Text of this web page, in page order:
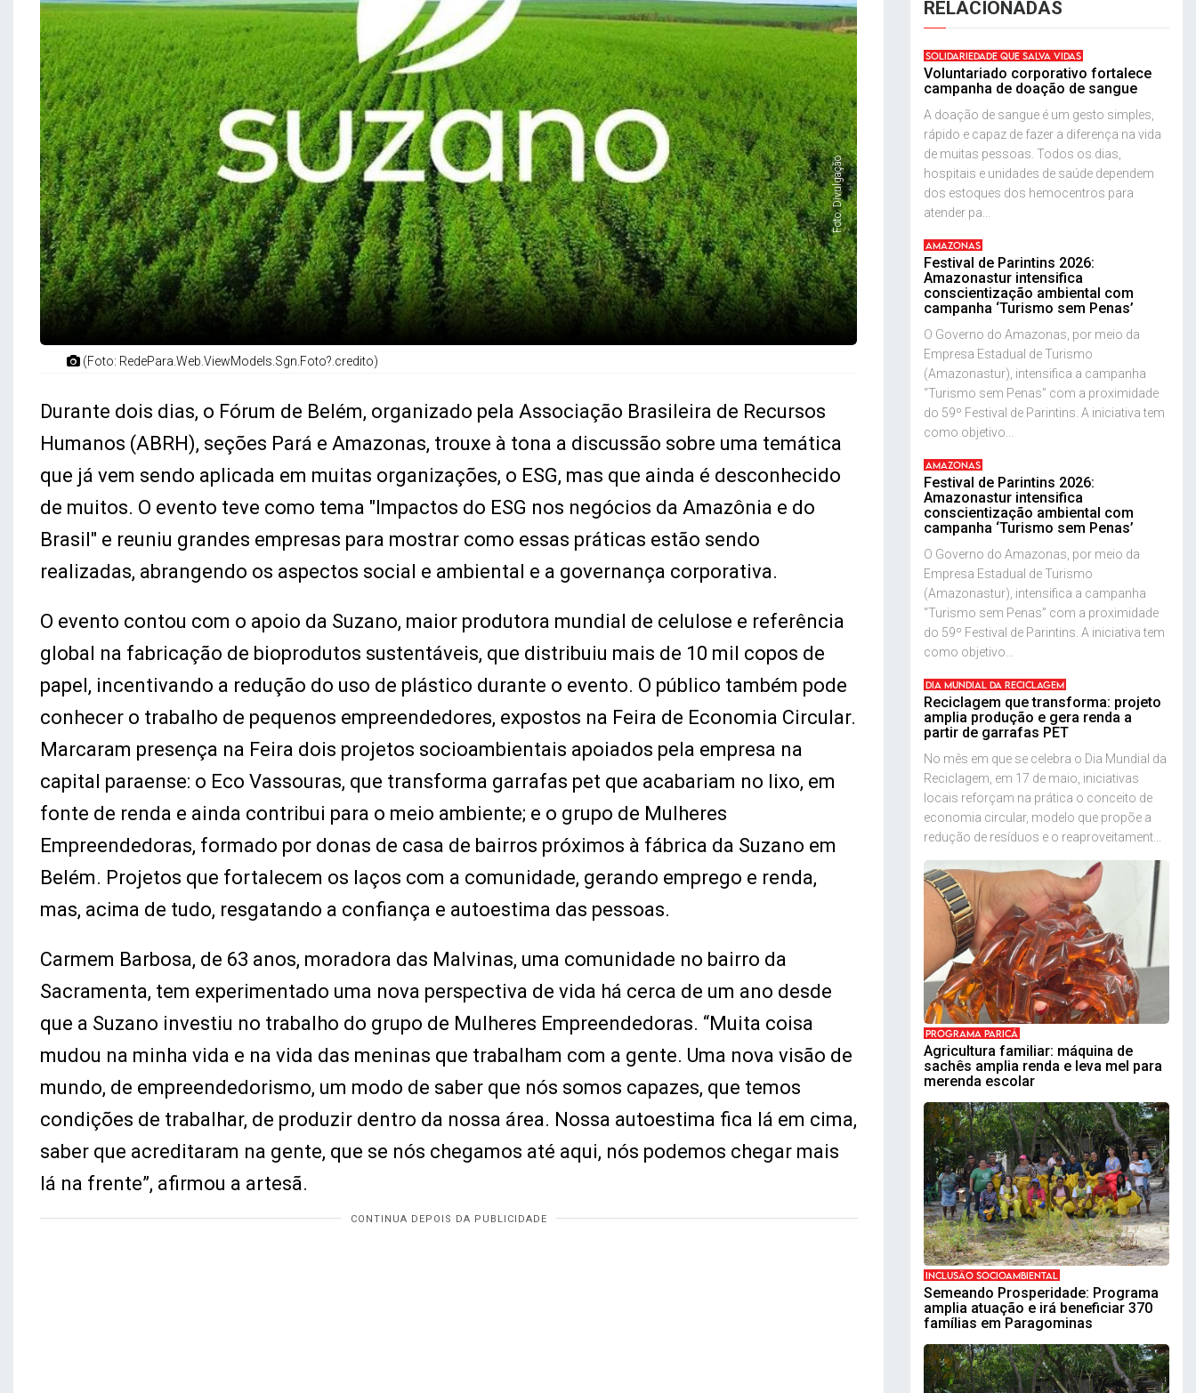
Foto: Divulgação
(Foto: RedePara.Web.ViewModels.Sgn.Foto?.credito)
Durante dois dias, o Fórum de Belém, organizado pela Associação Brasileira de Recursos
Humanos (ABRH), seções Pará e Amazonas, trouxe à tona a discussão sobre uma temática
que já vem sendo aplicada em muitas organizações, o ESG, mas que ainda é desconhecido
de muitos. O evento teve como tema "Impactos do ESG nos negócios da Amazônia e do
Brasil" e reuniu grandes empresas para mostrar como essas práticas estão sendo
realizadas, abrangendo os aspectos social e ambiental e a governança corporativa.
O evento contou com o apoio da Suzano, maior produtora mundial de celulose e referência
global na fabricação de bioprodutos sustentáveis, que distribuiu mais de 10 mil copos de
papel, incentivando a redução do uso de plástico durante o evento. O público também pode
conhecer o trabalho de pequenos empreendedores, expostos na Feira de Economia Circular.
Marcaram presença na Feira dois projetos socioambientais apoiados pela empresa na
capital paraense: o Eco Vassouras, que transforma garrafas pet que acabariam no lixo, em
fonte de renda e ainda contribui para o meio ambiente; e o grupo de Mulheres
Empreendedoras, formado por donas de casa de bairros próximos à fábrica da Suzano em
Belém. Projetos que fortalecem os laços com a comunidade, gerando emprego e renda,
mas, acima de tudo, resgatando a confiança e autoestima das pessoas.
Carmem Barbosa, de 63 anos, moradora das Malvinas, uma comunidade no bairro da
Sacramenta, tem experimentado uma nova perspectiva de vida há cerca de um ano desde
que a Suzano investiu no trabalho do grupo de Mulheres Empreendedoras. “Muita coisa
mudou na minha vida e na vida das meninas que trabalham com a gente. Uma nova visão de
mundo, de empreendedorismo, um modo de saber que nós somos capazes, que temos
condições de trabalhar, de produzir dentro da nossa área. Nossa autoestima fica lá em cima,
saber que acreditaram na gente, que se nós chegamos até aqui, nós podemos chegar mais
lá na frente”, afirmou a artesã.
RELACIONADAS
SOLIDARIEDADE QUE SALVA VIDAS
Voluntariado corporativo fortalece
campanha de doação de sangue
A doação de sangue é um gesto simples,
rápido e capaz de fazer a diferença na vida
de muitas pessoas. Todos os dias,
hospitais e unidades de saúde dependem
dos estoques dos hemocentros para
atender pa...
AMAZONAS
Festival de Parintins 2026:
Amazonastur intensifica
conscientização ambiental com
campanha ‘Turismo sem Penas’
O Governo do Amazonas, por meio da
Empresa Estadual de Turismo
(Amazonastur), intensifica a campanha
“Turismo sem Penas” com a proximidade
do 59º Festival de Parintins. A iniciativa tem
como objetivo...
AMAZONAS
Festival de Parintins 2026:
Amazonastur intensifica
conscientização ambiental com
campanha ‘Turismo sem Penas’
O Governo do Amazonas, por meio da
Empresa Estadual de Turismo
(Amazonastur), intensifica a campanha
“Turismo sem Penas” com a proximidade
do 59º Festival de Parintins. A iniciativa tem
como objetivo...
DIA MUNDIAL DA RECICLAGEM
Reciclagem que transforma: projeto
amplia produção e gera renda a
partir de garrafas PET
No mês em que se celebra o Dia Mundial da
Reciclagem, em 17 de maio, iniciativas
locais reforçam na prática o conceito de
economia circular, modelo que propõe a
redução de resíduos e o reaproveitament...
PROGRAMA PARICÁ
Agricultura familiar: máquina de
sachês amplia renda e leva mel para
merenda escolar
INCLUSÃO SOCIOAMBIENTAL
Semeando Prosperidade: Programa
amplia atuação e irá beneficiar 370
famílias em Paragominas